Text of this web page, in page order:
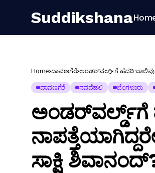
Suddikshana
Home ದಾವಣಗೆರೆ ಅಂಡರ್‌ವರ್ಲ್ಡ್‌ಗೆ ಹೆದರಿ
ದಾವಣಗೆರೆ ನವದೆಹಲಿ ಬೆಂಗಳೂರು
ಅಂಡರ್‌ವರ್ಲ್ಡ್‌ಗೆ
ಸಾಕ್ಷಿ